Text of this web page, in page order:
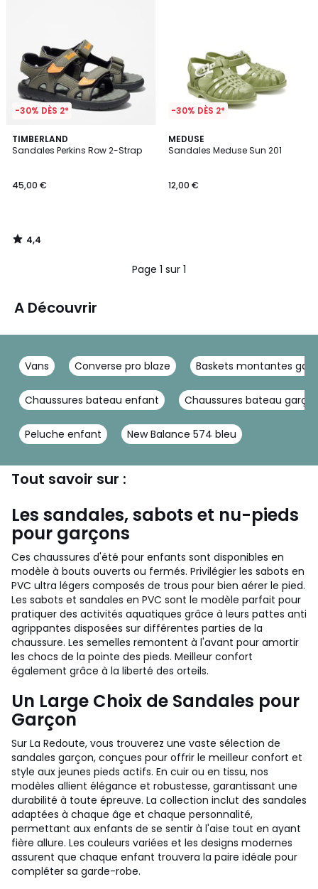
-30% DÈS 2*
TIMBERLAND
Sandales Perkins Row 2-Strap
45,00 €
4,4
/ 5
4,4
/
-30% DÈS 2*
MEDUSE
Sandales Meduse Sun 201
12,00 €
Page 1 sur 1
A Découvrir
Vans Converse pro blaze Baskets montantes
Chaussures bateau enfant Chaussures bateau
Peluche enfant New Balance 574 bleu
Tout savoir sur :
Les sandales, sabots et nu-pieds
pour garçons
Ces chaussures d'été pour enfants sont disponibles en
modèle à bouts ouverts ou fermés. Privilégier les sabots en
PVC ultra légers composés de trous pour bien aérer le pied.
Les sabots et sandales en PVC sont le modèle parfait pour
pratiquer des activités aquatiques grâce à leurs pattes anti
agrippantes disposées sur différentes parties de la
chaussure. Les semelles remontent à l'avant pour amortir
les chocs de la pointe des pieds. Meilleur confort
également grâce à la liberté des orteils.
Un Large Choix de Sandales pour
Garçon
Sur La Redoute, vous trouverez une vaste sélection de
sandales garçon, conçues pour offrir le meilleur confort et
style aux jeunes pieds actifs. En cuir ou en tissu, nos
modèles allient élégance et robustesse, garantissant une
durabilité à toute épreuve. La collection inclut des sandales
adaptées à chaque âge et chaque personnalité,
permettant aux enfants de se sentir à l'aise tout en ayant
fière allure. Les couleurs variées et les designs modernes
assurent que chaque enfant trouvera la paire idéale pour
compléter sa garde-robe.